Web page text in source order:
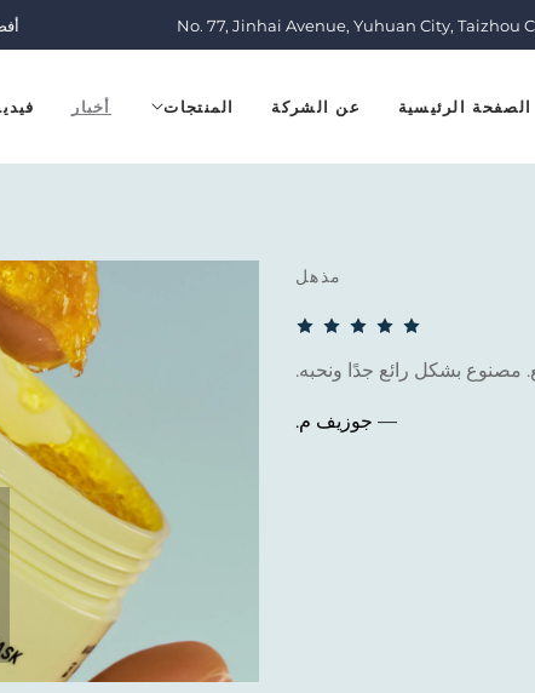
No. 77, Jinhai Avenue, Yuhuan City, Taizhou
الصفحة الرئيسية عن الشركة المنتجات أخبار
مذهل
مصنوع بشكل رائع جدًا ونحبه.
— جوزيف م.